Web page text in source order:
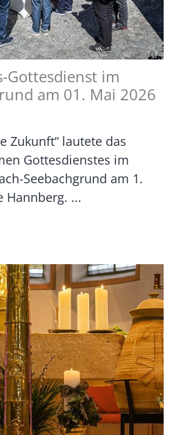
Gottesdienst im
am 01. Mai 2026
Zukunft“ lautete das
Gottesdienstes im
Seebachgrund am 1.
Hannberg. ...